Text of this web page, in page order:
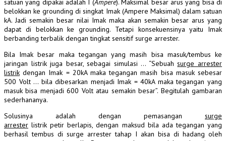
satuan yang dipakai adalah I (Ampere). Maksimal besar arus yang bisa di
belokkan ke grounding di singkat Imak (Ampere Maksimal) dalam satuan
kA. Jadi semakin besar nilai Imak maka akan semakin besar arus yang
dapat di belokkan ke grounding. Tetapi konsekuensinya yaitu Imak
berbanding terbalik dengan tingkat sensitif surge arrester.
Bila Imak besar maka tegangan yang masih bisa masuk/tembus ke
jaringan listrik juga besar, sebagai simulasi … “Sebuahsurge arrester
listrik dengan Imak = 20kA maka tegangan masih bisa masuk sebesar
500 Volt … bila dibesarkan menjadi Imak = 40kA maka tegangan yang
masuk bisa menjadi 600 Volt atau semakin besar”. Begitulah gambaran
sederhananya.
Solusinya adalah dengan pemasangan surge
arrester listrik petir berlapis, dengan maksud bila ada tegangan yang
berhasil tembus di surge arrester tahap I akan bisa di hadang oleh